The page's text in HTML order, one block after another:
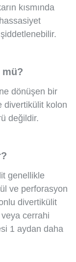
kısmında
dönüşen bir
divertikülit kolon
değildir.
genellikle
ve perforasyon
divertikülit
cerrahi
1 aydan daha